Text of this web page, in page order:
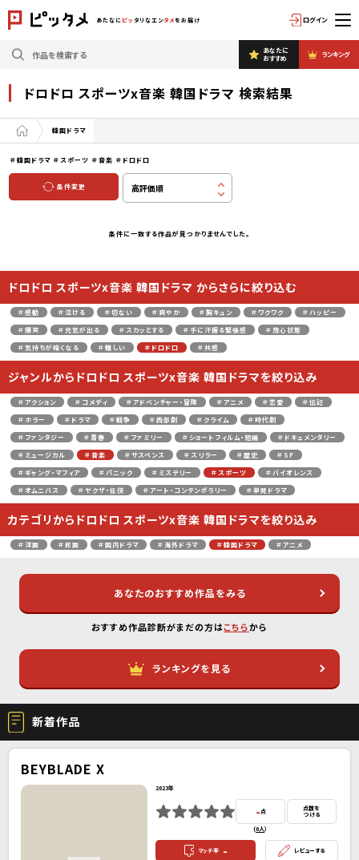
あたなに ピッ タリなエンタメをお届け ログイン
あなたに
おすすめ
ランキング
ドロドロ スポーツx音楽 韓国ドラマ 検索結果
韓国ドラマ
＃韓国ドラマ ＃スポーツ ＃音楽 ＃ドロドロ
条件変更
条件に一致する作品が見つかりませんでした。
ドロドロ スポーツx音楽 韓国ドラマ からさらに絞り込む
＃感動 ＃泣ける ＃切ない ＃爽やか ＃胸キュン ＃ワクワク
＃ハッピー
＃爆笑
＃元気が出る ＃スカッとする ＃手に汗握る緊張感
＃放心状態
＃気持ちが暗くなる
＃難しい ＃ドロドロ ＃共感
ジャンルからドロドロ スポーツx音楽 韓国ドラマを絞り込み
＃アクション ＃コメディ ＃アドベンチャー・冒険 ＃アニメ ＃恋愛
＃伝記
＃ホラー
＃ドラマ ＃戦争 ＃西部劇 ＃クライム
＃時代劇
＃ファンタジー
＃青春 ＃ファミリー ＃ショートフィルム・短編
＃ドキュメンタリー
＃ミュージカル
＃音楽 ＃サスペンス ＃スリラー ＃歴史
＃SF
＃ギャング・マフィア
＃パニック ＃ミステリー ＃スポーツ
＃バイオレンス
＃オムニバス
＃ヤクザ・任侠 ＃アート・コンテンポラリー ＃単発ドラマ
カテゴリからドロドロ スポーツx音楽 韓国ドラマを絞り込み
＃洋画 ＃邦画 ＃国内ドラマ ＃海外ドラマ ＃韓国ドラマ ＃アニメ
あなたのおすすめ作品をみる
おすすめ作品診断がまだの方はこちらから
ランキングを見る
新着作品
BEYBLADE X
2023年
-点
(0人）
点数を
つける
マッチ率 - レビューする